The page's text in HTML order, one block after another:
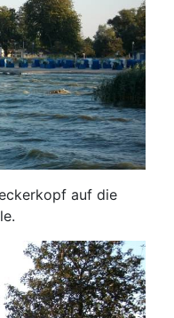
auf die